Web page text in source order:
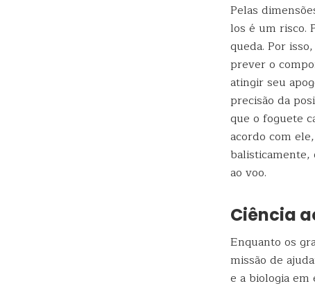
Pelas
los é um risco.
queda. Por
prever o
atingir seu
precisão da
que o foguete
acordo com
balisticamente,
ao voo.
Ciência
Enquanto os
missão de
e a biologia em